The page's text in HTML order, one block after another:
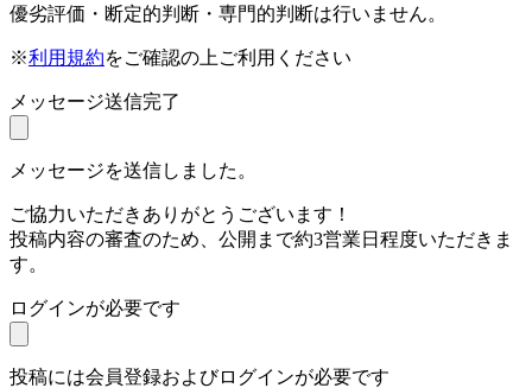
優劣評価・断定的判断・専門的判断は行いません。
※利用規約をご確認の上ご利用ください
メッセージ送信完了
メッセージを送信しました。
ご協力いただきありがとうございます！
投稿内容の審査のため、公開まで約3営業日程度いただきま
す。
ログインが必要です
投稿には会員登録およびログインが必要です